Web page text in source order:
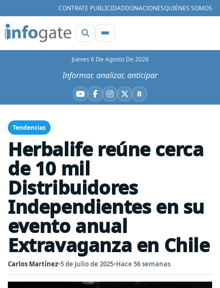
CONTRATE PUBLICIDADDONACIONESQUIÉNES SOMOS
Jueves 6 De Agosto De 2026
Informar, analizar, anticipar
YouTube
Facebook
Instagram
X BBluesky
Tendencias
Herbalife reúne cerca
de 10 mil
Distribuidores
Independientes en su
evento anual
Extravaganza en Chile
Carlos Martínez•5 de julio de 2025•Hace 56 semanas